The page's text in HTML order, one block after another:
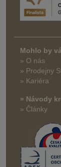
Mohlo by
» O nás
» Prodejny
» Kariéra
» Návody
» Články